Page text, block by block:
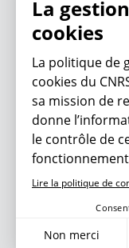
La
cookies
La politique de
cookies du
sa mission de
donne
le contrôle de
Lire la politique de
Non merci